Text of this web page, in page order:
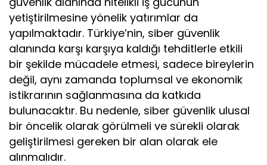
yetiştirilmesine yönelik yatırımlar da
yapılmaktadır. Türkiye’nin, siber güvenlik
alanında karşı karşıya kaldığı tehditlerle etkili
bir şekilde mücadele etmesi, sadece bireylerin
değil, aynı zamanda toplumsal ve ekonomik
istikrarının sağlanmasına da katkıda
bulunacaktır. Bu nedenle, siber güvenlik ulusal
bir öncelik olarak görülmeli ve sürekli olarak
geliştirilmesi gereken bir alan olarak ele
alınmalıdır.